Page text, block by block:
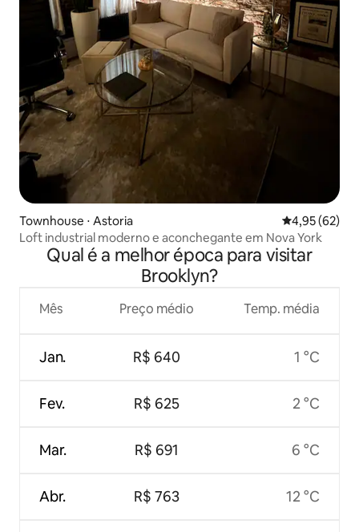
Townhouse ⋅ Astoria 4,95 de uma
4,95 (62)
Loft industrial moderno e aconchegante em Nova York
Qual é a melhor época para visitar
Brooklyn?
Mês
Jan.
Fev.
Mar.
Abr.
Preço médio
R$ 640
R$ 625
R$ 691
R$ 763
Temp. média
1 °C
2 °C
6 °C
12 °C